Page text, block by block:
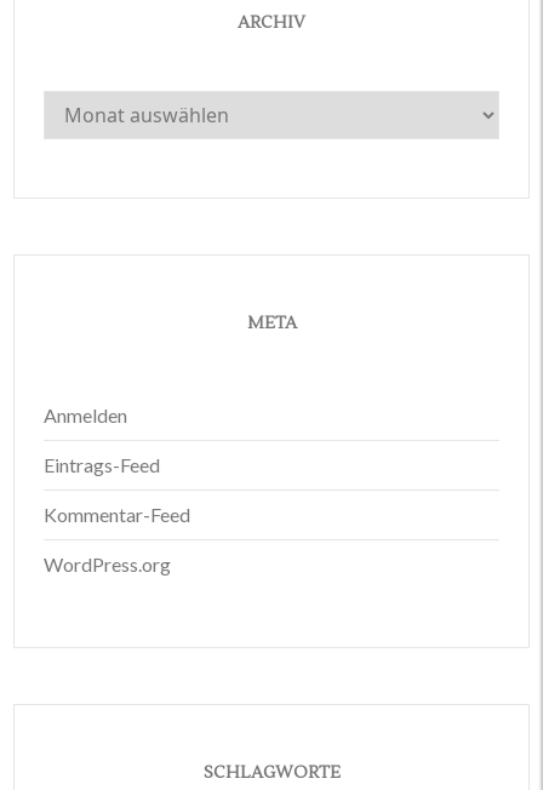
ARCHIV
Archiv
META
Anmelden
Eintrags-Feed
Kommentar-Feed
WordPress.org
SCHLAGWORTE